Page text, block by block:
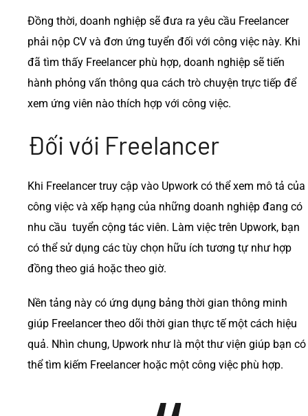
Đồng thời, doanh nghiệp sẽ đưa ra yêu cầu Freelancer
phải nộp CV và đơn ứng tuyển đối với công việc này. Khi
đã tìm thấy Freelancer phù hợp, doanh nghiệp sẽ tiến
hành phỏng vấn thông qua cách trò chuyện trực tiếp để
xem ứng viên nào thích hợp với công việc.
Đối với Freelancer
Khi Freelancer truy cập vào Upwork có thể xem mô tả của
công việc và xếp hạng của những doanh nghiệp đang có
nhu cầu tuyển cộng tác viên. Làm việc trên Upwork, bạn
có thể sử dụng các tùy chọn hữu ích tương tự như hợp
đồng theo giá hoặc theo giờ.
Nền tảng này có ứng dụng bảng thời gian thông minh
giúp Freelancer theo dõi thời gian thực tế một cách hiệu
quả. Nhìn chung, Upwork như là một thư viện giúp bạn có
thể tìm kiếm Freelancer hoặc một công việc phù hợp.